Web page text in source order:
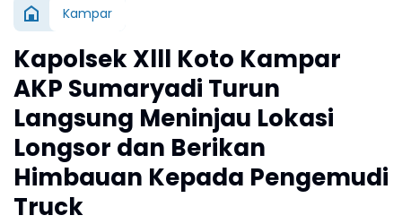
Kampar
Kapolsek Xlll Koto Kampar
AKP Sumaryadi Turun
Langsung Meninjau Lokasi
Longsor dan Berikan
Himbauan Kepada Pengemudi
Truck